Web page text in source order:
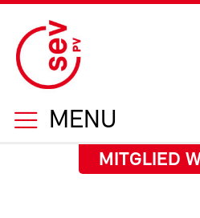
MENU
MITGLIED